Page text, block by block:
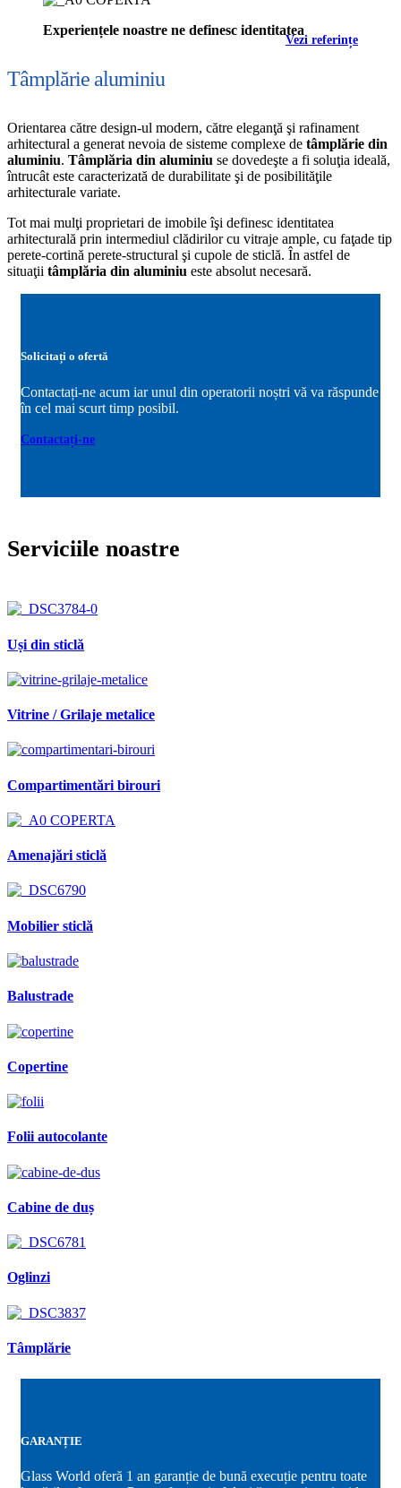
Experiențele noastre ne definesc identitatea
Vezi referințe
Tâmplărie aluminiu
Orientarea către design-ul modern, către eleganţă şi rafinament
arhitectural a generat nevoia de sisteme complexe de tâmplărie din
aluminiu. Tâmplăria din aluminiu se dovedeşte a fi soluţia ideală,
întrucât este caracterizată de durabilitate şi de posibilităţile
arhitecturale variate.
Tot mai mulţi proprietari de imobile îşi definesc identitatea
arhitecturală prin intermediul clădirilor cu vitraje ample, cu faţade tip
perete-cortină perete-structural şi cupole de sticlă. În astfel de
situaţii tâmplăria din aluminiu este absolut necesară.
Solicitați o ofertă
Contactați-ne acum iar unul din operatorii noștri vă va răspunde
în cel mai scurt timp posibil.
Contactați-ne
Serviciile noastre
Uși din sticlă
Vitrine / Grilaje metalice
Compartimentări birouri
Amenajări sticlă
Mobilier sticlă
Balustrade
Copertine
Folii autocolante
Cabine de duș
Oglinzi
Tâmplărie
GARANȚIE
Glass World oferă 1 an garanție de bună execuție pentru toate